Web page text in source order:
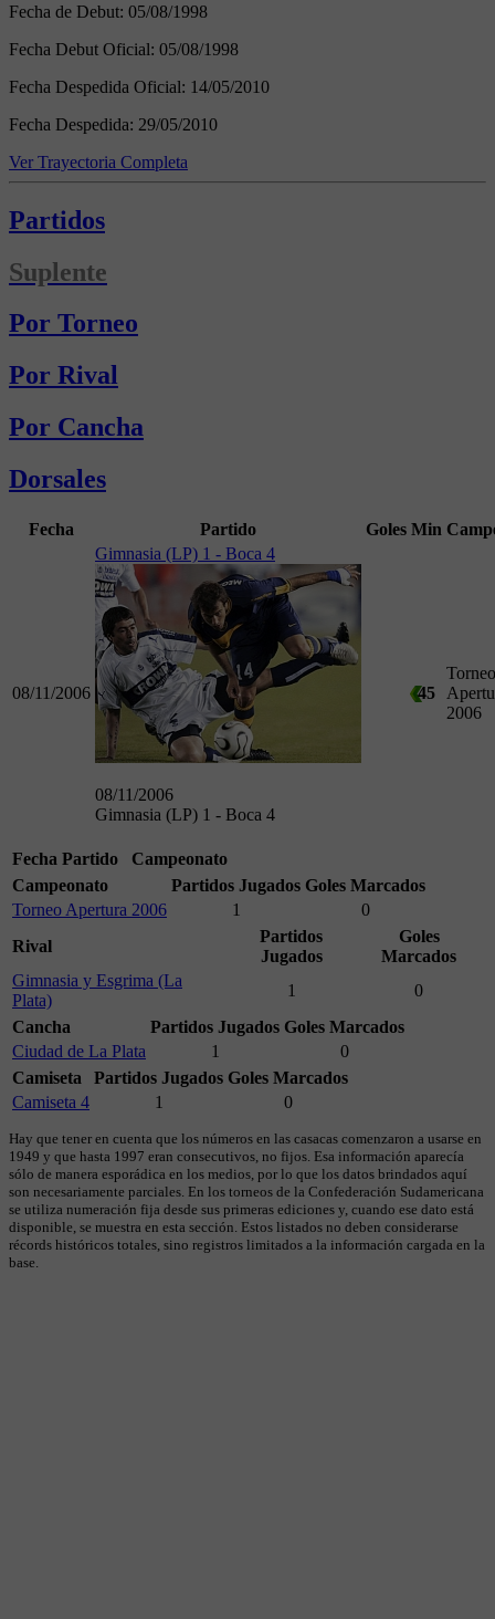
Fecha de Debut: 05/08/1998
Fecha Debut Oficial: 05/08/1998
Fecha Despedida Oficial: 14/05/2010
Fecha Despedida: 29/05/2010
Ver Trayectoria Completa
Partidos
Suplente
Por Torneo
Por Rival
Por Cancha
Dorsales
Fecha Partido Goles Min
08/11/2006
Gimnasia (LP) 1 - Boca 4
08/11/2006
Gimnasia (LP) 1 - Boca 4
45
Torneo
2006
Fecha Partido
Campeonato
Campeonato
Partidos Jugados Goles Marcados
Torneo Apertura 2006
1
0
Rival
Partidos
Jugados
Goles
Marcados
Gimnasia y Esgrima (La
Plata)
1
0
Cancha
Partidos Jugados Goles Marcados
Ciudad de La Plata
1
0
Camiseta
Partidos Jugados Goles Marcados
Camiseta 4
1 0
Hay que tener en cuenta que los números en las casacas comenzaron a usarse en
1949 y que hasta 1997 eran consecutivos, no fijos. Esa información aparecía
sólo de manera esporádica en los medios, por lo que los datos brindados aquí
son necesariamente parciales. En los torneos de la Confederación Sudamericana
se utiliza numeración fija desde sus primeras ediciones y, cuando ese dato está
disponible, se muestra en esta sección. Estos listados no deben considerarse
récords históricos totales, sino registros limitados a la información cargada en la
base.